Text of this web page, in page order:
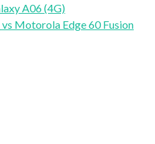
A06 (4G)
Motorola Edge 60 Fusion